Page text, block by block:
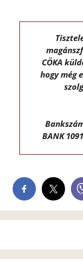
CÖKA
hogy még
BANK